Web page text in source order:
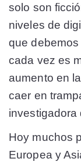
solo son
niveles de
que
cada vez es
aumento en
caer en
investigadora
Hoy muchos
Europea y